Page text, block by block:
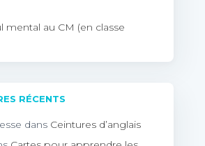
mental au CM (en classe
RÉCENTS
dans Ceintures d’anglais